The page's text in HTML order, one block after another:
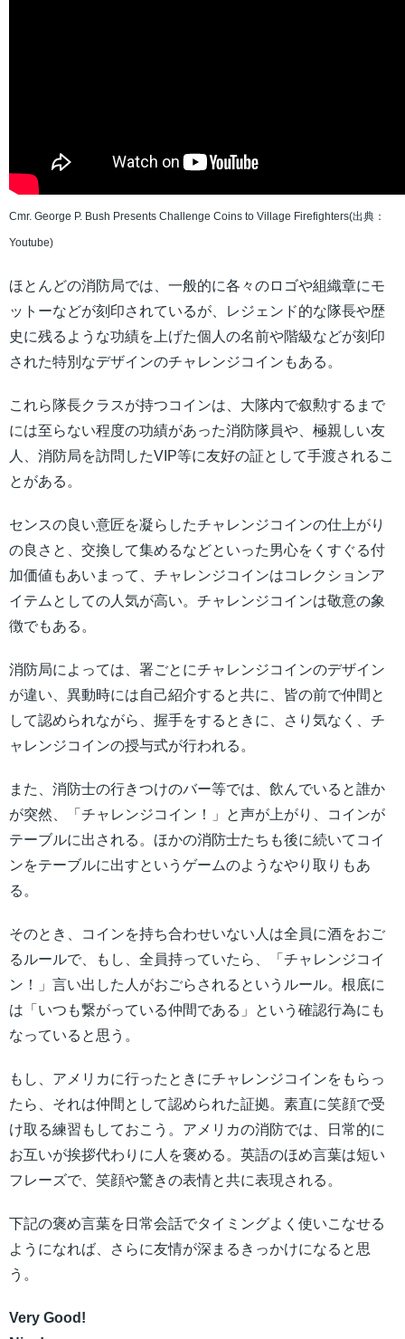
Cmr. George P. Bush Presents Challenge Coins to Village Firefighters(出典：
Youtube)
ほとんどの消防局では、一般的に各々のロゴや組織章にモ
ットーなどが刻印されているが、レジェンド的な隊長や歴
史に残るような功績を上げた個人の名前や階級などが刻印
された特別なデザインのチャレンジコインもある。
これら隊長クラスが持つコインは、大隊内で叙勲するまで
には至らない程度の功績があった消防隊員や、極親しい友
人、消防局を訪問したVIP等に友好の証として手渡されるこ
とがある。
センスの良い意匠を凝らしたチャレンジコインの仕上がり
の良さと、交換して集めるなどといった男心をくすぐる付
加価値もあいまって、チャレンジコインはコレクションア
イテムとしての人気が高い。チャレンジコインは敬意の象
徴でもある。
消防局によっては、署ごとにチャレンジコインのデザイン
が違い、異動時には自己紹介すると共に、皆の前で仲間と
して認められながら、握手をするときに、さり気なく、チ
ャレンジコインの授与式が行われる。
また、消防士の行きつけのバー等では、飲んでいると誰か
が突然、「チャレンジコイン！」と声が上がり、コインが
テーブルに出される。ほかの消防士たちも後に続いてコイ
ンをテーブルに出すというゲームのようなやり取りもあ
る。
そのとき、コインを持ち合わせいない人は全員に酒をおご
るルールで、もし、全員持っていたら、「チャレンジコイ
ン！」言い出した人がおごらされるというルール。根底に
は「いつも繋がっている仲間である」という確認行為にも
なっていると思う。
もし、アメリカに行ったときにチャレンジコインをもらっ
たら、それは仲間として認められた証拠。素直に笑顔で受
け取る練習もしておこう。アメリカの消防では、日常的に
お互いが挨拶代わりに人を褒める。英語のほめ言葉は短い
フレーズで、笑顔や驚きの表情と共に表現される。
下記の褒め言葉を日常会話でタイミングよく使いこなせる
ようになれば、さらに友情が深まるきっかけになると思
う。
Very Good!